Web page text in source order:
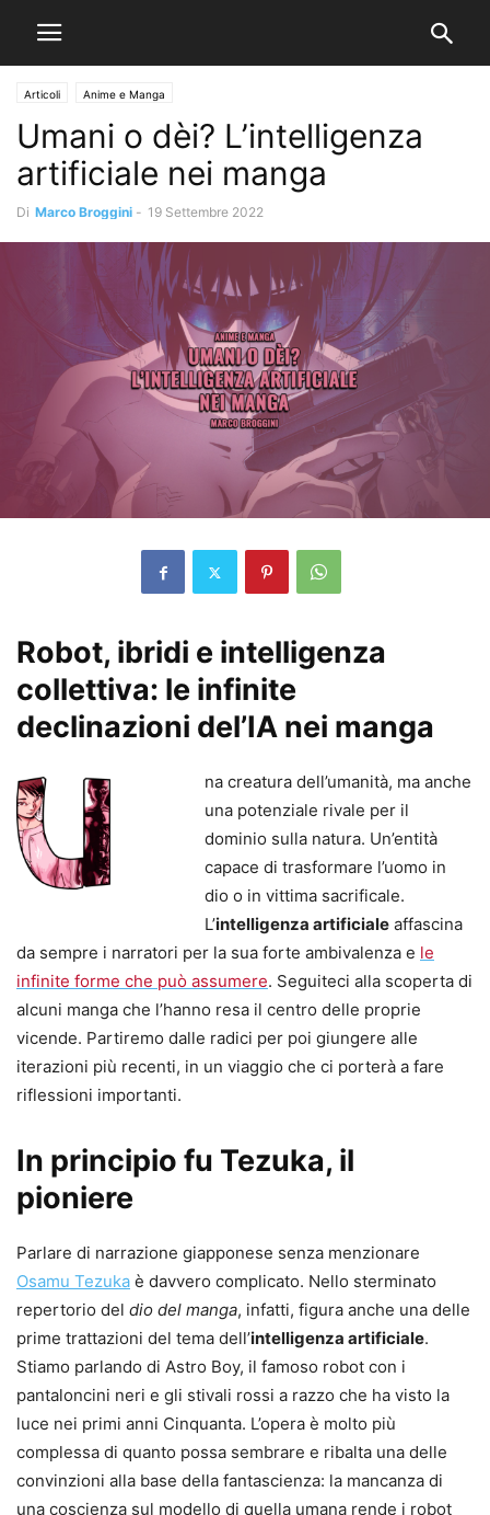
Articoli Anime e Manga
Umani o dèi? L’intelligenza
artificiale nei manga
Di Marco Broggini - 19 Settembre 2022
Robot, ibridi e intelligenza
collettiva: le infinite
declinazioni del’IA nei manga
na creatura dell’umanità, ma anche
una potenziale rivale per il
dominio sulla natura. Un’entità
capace di trasformare l’uomo in
dio o in vittima sacrificale.
L’intelligenza artificiale affascina
da sempre i narratori per la sua forte ambivalenza e le
infinite forme che può assumere. Seguiteci alla scoperta di
alcuni manga che l’hanno resa il centro delle proprie
vicende. Partiremo dalle radici per poi giungere alle
iterazioni più recenti, in un viaggio che ci porterà a fare
riflessioni importanti.
In principio fu Tezuka, il
pioniere
Parlare di narrazione giapponese senza menzionare
Osamu Tezuka è davvero complicato. Nello sterminato
repertorio del dio del manga, infatti, figura anche una delle
prime trattazioni del tema dell’intelligenza artificiale.
Stiamo parlando di Astro Boy, il famoso robot con i
pantaloncini neri e gli stivali rossi a razzo che ha visto la
luce nei primi anni Cinquanta. L’opera è molto più
complessa di quanto possa sembrare e ribalta una delle
convinzioni alla base della fantascienza: la mancanza di
una coscienza sul modello di quella umana rende i robot